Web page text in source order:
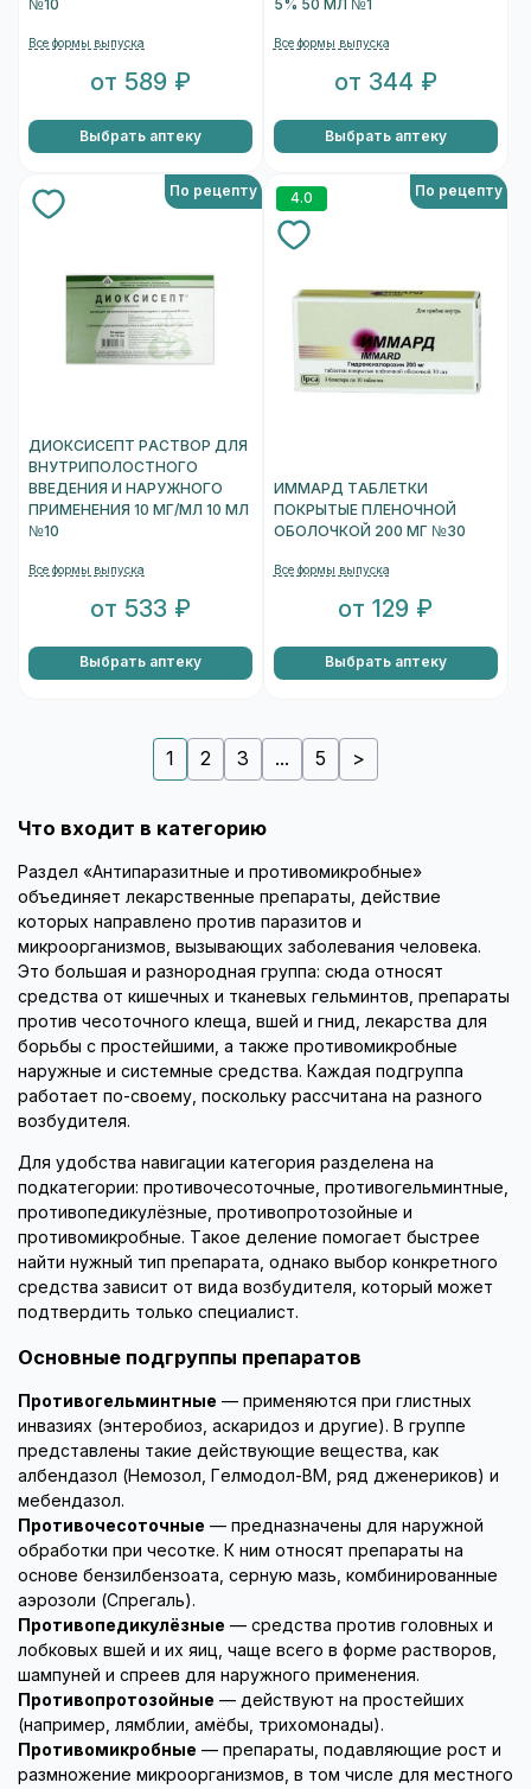
№10
Все формы выпуска
от 589 ₽
Выбрать аптеку
5% 50 МЛ №1
Все формы выпуска
от 344 ₽
Выбрать аптеку
По рецепту
ДИОКСИСЕПТ РАСТВОР ДЛЯ
ВНУТРИПОЛОСТНОГО
ВВЕДЕНИЯ И НАРУЖНОГО
ПРИМЕНЕНИЯ 10 МГ/МЛ 10 МЛ
№10
Все формы выпуска
от 533 ₽
Выбрать аптеку
4.0 По рецепту
ИММАРД ТАБЛЕТКИ
ПОКРЫТЫЕ ПЛЕНОЧНОЙ
ОБОЛОЧКОЙ 200 МГ №30
Все формы выпуска
от 129 ₽
Выбрать аптеку
1 2 3 ... 5 >
Что входит в категорию
Раздел «Антипаразитные и противомикробные»
объединяет лекарственные препараты, действие
которых направлено против паразитов и
микроорганизмов, вызывающих заболевания человека.
Это большая и разнородная группа: сюда относят
средства от кишечных и тканевых гельминтов, препараты
против чесоточного клеща, вшей и гнид, лекарства для
борьбы с простейшими, а также противомикробные
наружные и системные средства. Каждая подгруппа
работает по-своему, поскольку рассчитана на разного
возбудителя.
Для удобства навигации категория разделена на
подкатегории: противочесоточные, противогельминтные,
противопедикулёзные, противопротозойные и
противомикробные. Такое деление помогает быстрее
найти нужный тип препарата, однако выбор конкретного
средства зависит от вида возбудителя, который может
подтвердить только специалист.
Основные подгруппы препаратов
Противогельминтные — применяются при глистных
инвазиях (энтеробиоз, аскаридоз и другие). В группе
представлены такие действующие вещества, как
албендазол (Немозол, Гелмодол-ВМ, ряд дженериков) и
мебендазол.
Противочесоточные — предназначены для наружной
обработки при чесотке. К ним относят препараты на
основе бензилбензоата, серную мазь, комбинированные
аэрозоли (Спрегаль).
Противопедикулёзные — средства против головных и
лобковых вшей и их яиц, чаще всего в форме растворов,
шампуней и спреев для наружного применения.
Противопротозойные — действуют на простейших
(например, лямблии, амёбы, трихомонады).
Противомикробные — препараты, подавляющие рост и
размножение микроорганизмов, в том числе для местного